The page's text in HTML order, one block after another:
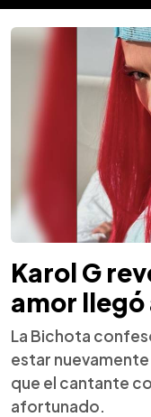
Karol G
amor llegó
La Bichota
estar
que el cantante
afortunado.